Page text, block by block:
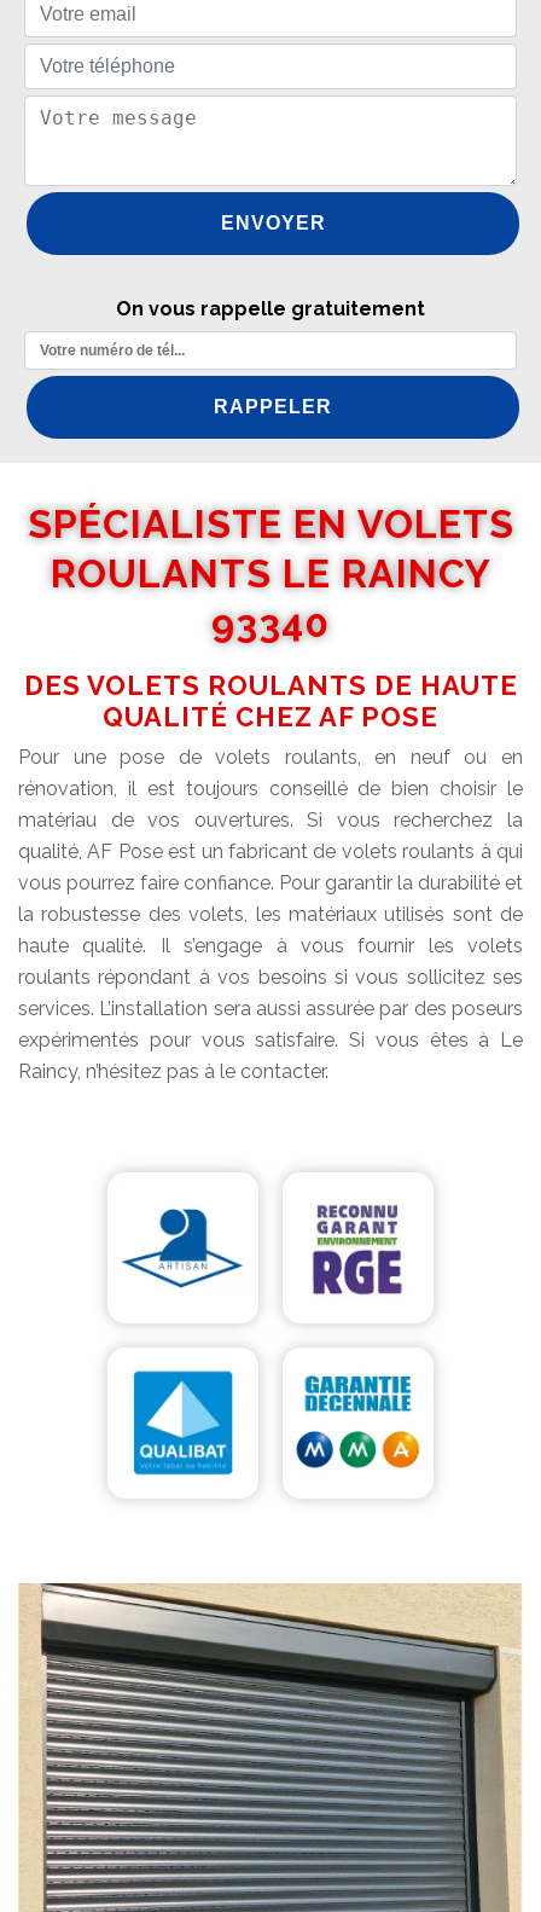
On vous rappelle gratuitement
SPÉCIALISTE EN VOLETS
ROULANTS LE RAINCY
93340
DES VOLETS ROULANTS DE HAUTE
QUALITÉ CHEZ AF POSE
Pour une pose de volets roulants, en neuf ou en
rénovation, il est toujours conseillé de bien choisir le
matériau de vos ouvertures. Si vous recherchez la
qualité, AF Pose est un fabricant de volets roulants à qui
vous pourrez faire confiance. Pour garantir la durabilité et
la robustesse des volets, les matériaux utilisés sont de
haute qualité. Il s’engage à vous fournir les volets
roulants répondant à vos besoins si vous sollicitez ses
services. L’installation sera aussi assurée par des poseurs
expérimentés pour vous satisfaire. Si vous êtes à Le
Raincy, n’hésitez pas à le contacter.